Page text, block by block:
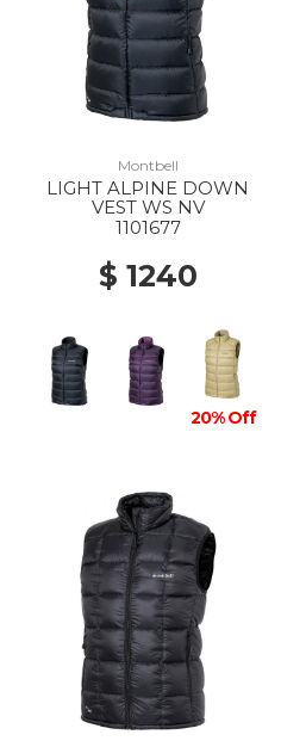
Montbell
LIGHT ALPINE DOWN
VEST WS NV
1101677
$ 1240
20% Off